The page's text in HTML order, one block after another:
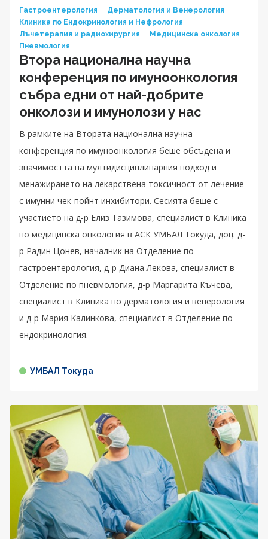
Гастроентерология
Дерматология и Венерология
Клиника по Ендокринология и Нефрология
Лъчетерапия и радиохирургия
Медицинска онкология
Пневмология
Втора национална научна
конференция по имуноонкология
събра едни от най-добрите
онколози и имунолози у нас
В рамките на Втората национална научна
конференция по имуноонкология беше обсъдена и
значимостта на мултидисциплинарния подход и
менажирането на лекарствена токсичност от лечение
с имунни чек-пойнт инхибитори. Сесията беше с
участието на д-р Елиз Тазимова, специалист в Клиника
по медицинска онкология в АСК УМБАЛ Токуда, доц. д-
р Радин Цонев, началник на Отделение по
гастроентерология, д-р Диана Лекова, специалист в
Отделение по пневмология, д-р Маргарита Къчева,
специалист в Клиника по дерматология и венерология
и д-р Мария Калинкова, специалист в Отделение по
ендокринология.
УМБАЛ Токуда